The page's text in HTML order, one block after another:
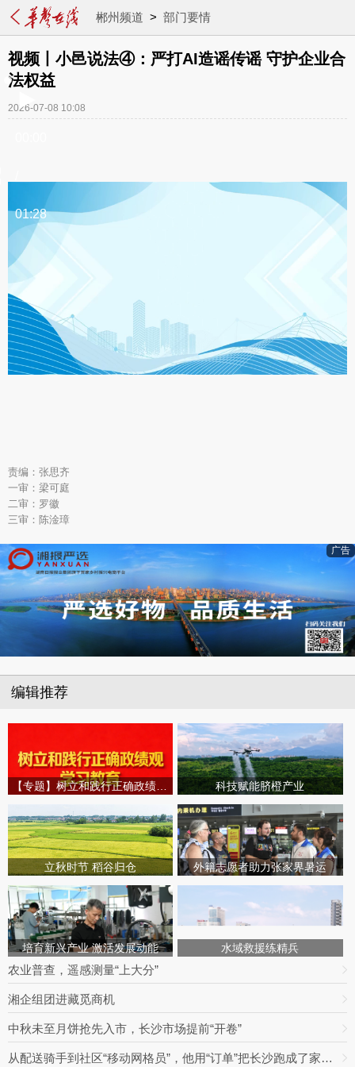
郴州频道 > 部门要情
视频丨小邑说法④：严打AI造谣传谣 守护企业合
法权益
2026-07-08 10:08
01:28
责编：张思齐
一审：梁可庭
二审：罗徽
三审：陈淦璋
广告
编辑推荐
科技赋能脐橙产业
立秋时节 稻谷归仓 外籍志愿者助力张家界暑运
培育新兴产业 激活发展动能 水域救援练精兵
农业普查，遥感测量“上大分”
湘企组团进藏觅商机
中秋未至月饼抢先入市，长沙市场提前“开卷”
从配送骑手到社区“移动网格员”，他用“订单”把长沙跑成了家丨奔跑的人